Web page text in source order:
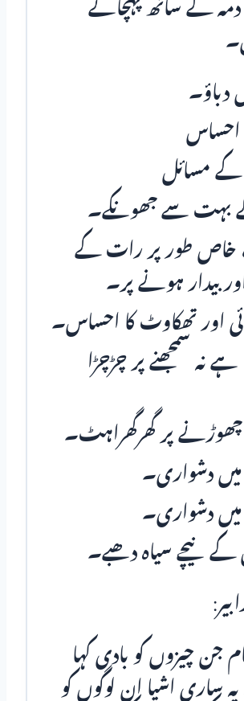
دمہ کے ساتھ پہچانے
دباؤ۔
احساس
مسائل
بہت سے جھونکے۔
خاص طور پر رات کے
بیدار ہونے پر۔
اور تھکاوٹ کا احساس۔
ہے نہ سمجھنے پر چڑچڑا
پر گھرگھراہٹ۔
دشواری۔
دشواری۔
کے نیچے سیاہ دھبے۔
جن چیزوں کو بادی کہا
ساری اشیا ان لوگوں کو